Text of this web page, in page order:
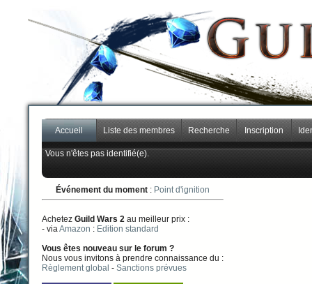
Accueil Liste des membres Recherche Inscription
Vous n'êtes pas identifié(e).
Événement du moment : Point d'ignition
Achetez Guild Wars 2 au meilleur prix :
- viaAmazon : Edition standard
Vous êtes nouveau sur le forum ?
Nous vous invitons à prendre connaissance du :
Règlement global - Sanctions prévues